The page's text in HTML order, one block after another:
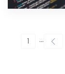
1 ...